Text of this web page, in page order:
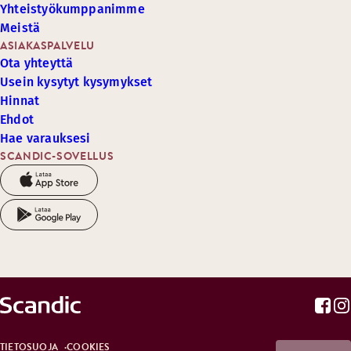
SCANDIC-SOVELLUS
ASIAKASPALVELU
Ota yhteyttä
Usein kysytyt kysymykset
Hinnat
Ehdot
Hae varauksesi
Yhteistyökumppanimme
Meistä
TIETOSUOJA COOKIES